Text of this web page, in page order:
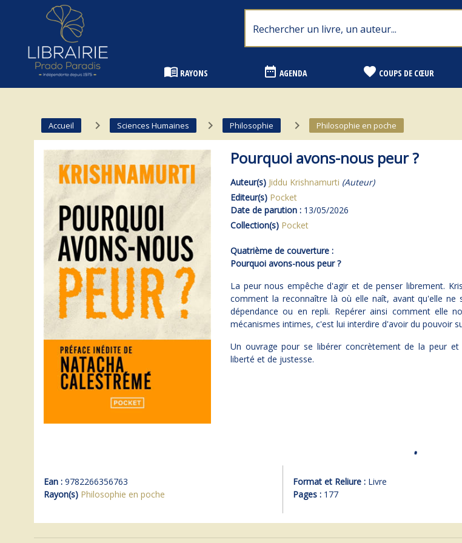
Librairie Prado Paradis - Marseille
menu_book RAYONS date_range AGENDA favorite COUPS DE CŒUR
Accueil navigate_next Sciences Humaines navigate_next Philosophie navigate_next Philosophie en poche
Pourquoi avons-nous peur ?
Auteur(s) Jiddu Krishnamurti (Auteur)
Editeur(s) Pocket
Date de parution : 13/05/2026
Collection(s) Pocket
Quatrième de couverture :
Pourquoi avons-nous peur ?
La peur nous empêche d'agir et de penser librement.
comment la reconnaître là où elle naît, avant qu'elle ne
dépendance ou en repli. Repérer ainsi comment elle
mécanismes intimes, c'est lui interdire d'avoir du pouvoir
Un ouvrage pour se libérer concrètement de la peur
liberté et de justesse.
Ean : 9782266356763
Rayon(s) Philosophie en poche
Format et Reliure : Livre
Pages :177